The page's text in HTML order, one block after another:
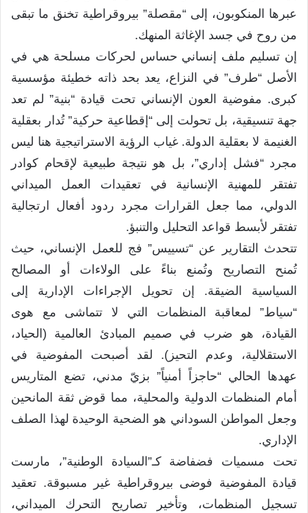
عبرها المنكوبون، إلى “مقصلة” بيروقراطية تخنق ما تبقى
من روح في جسد الإغاثة المنهك.
إن تسليم ملف إنساني حساس لحركات مسلحة هي في
الأصل “طرف” في النزاع، يعد بحد ذاته خطيئة مؤسسية
كبرى. مفوضية العون الإنساني تحت قيادة “بنية” لم تعد
جهة تنسيقية، بل تحولت إلى “إقطاعية حركية” تُدار بعقلية
الغنيمة لا بعقلية الدولة. غياب الرؤية الاستراتيجية هنا ليس
مجرد “فشل إداري”، بل هو نتيجة طبيعية لإقحام كوادر
تفتقر للمهنية الإنسانية في تعقيدات العمل الميداني
الدولي، مما جعل القرارات مجرد ردود أفعال ارتجالية
تفتقر لأبسط قواعد التحليل والتنبؤ.
تتحدث التقارير عن “تسييس” فج للعمل الإنساني، حيث
تُمنح التصاريح وتُمنع بناءً على الولاءات أو المصالح
السياسية الضيقة. إن تحويل الإجراءات الإدارية إلى
“سياط” لمعاقبة المنظمات التي لا تتماشى مع هوى
القيادة، هو ضرب في صميم المبادئ العالمية (الحياد،
الاستقلالية، وعدم التحيز). لقد أصبحت المفوضية في
عهدها الحالي “حاجزاً أمنياً” بزيّ مدني، تضع المتاريس
أمام المنظمات الدولية والمحلية، مما قوض ثقة المانحين
وجعل المواطن السوداني هو الضحية الوحيدة لهذا الصلف
الإداري.
تحت مسميات فضفاضة كـ”السيادة الوطنية”، مارست
قيادة المفوضية فوضى بيروقراطية غير مسبوقة. تعقيد
تسجيل المنظمات، وتأخير تصاريح التحرك الميداني،